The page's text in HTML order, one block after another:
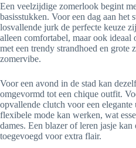
Een veelzijdige zomerlook begint
basisstukken. Voor een dag aan het
losvallende jurk de perfecte keuze
alleen comfortabel, maar ook ideaal
met een trendy strandhoed en
zomervibe.
Voor een avond in de stad kan
omgevormd tot een chique outfit.
opvallende clutch voor een
flexibele mode kan werken, wat
dames. Een blazer of leren jasje
toegevoegd voor extra flair.